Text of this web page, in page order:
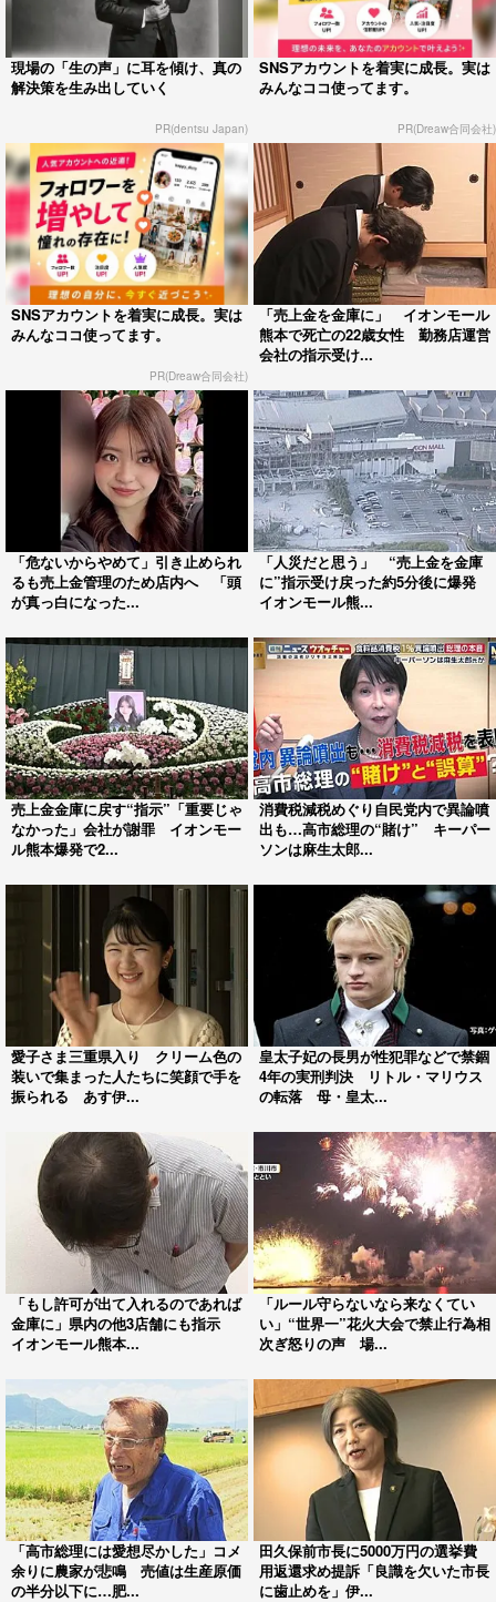
現場の「生の声」に耳を傾け、真の
解決策を生み出していく
PR(dentsu Japan)
SNSアカウントを着実に成長。実は
みんなココ使ってます。
PR(Dreaw合同会社)
SNSアカウントを着実に成長。実は
みんなココ使ってます。
PR(Dreaw合同会社)
「売上金を金庫に」 イオンモール
熊本で死亡の22歳女性 勤務店運営
会社の指示受け...
「危ないからやめて」引き止められ
るも売上金管理のため店内へ 「頭
が真っ白になった...
「人災だと思う」 “売上金を金庫
に”指示受け戻った約5分後に爆発
イオンモール熊...
売上金金庫に戻す“指示”「重要じゃ
なかった」会社が謝罪 イオンモー
ル熊本爆発で2...
消費税減税めぐり自民党内で異論噴
出も…高市総理の“賭け” キーパー
ソンは麻生太郎...
愛子さま三重県入り クリーム色の
装いで集まった人たちに笑顔で手を
振られる あす伊...
皇太子妃の長男が性犯罪などで禁錮
4年の実刑判決 リトル・マリウス
の転落 母・皇太...
「もし許可が出て入れるのであれば
金庫に」県内の他3店舗にも指示
イオンモール熊本...
「ルール守らないなら来なくてい
い」“世界一”花火大会で禁止行為相
次ぎ怒りの声 場...
「高市総理には愛想尽かした」コメ
余りに農家が悲鳴 売値は生産原価
の半分以下に…肥...
田久保前市長に5000万円の選挙費
用返還求め提訴「良識を欠いた市長
に歯止めを」伊...